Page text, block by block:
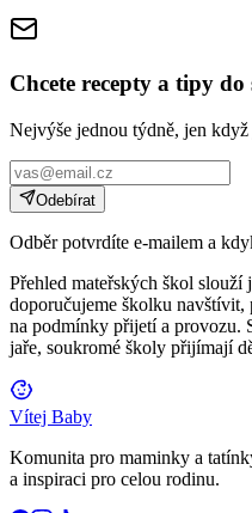
Chcete recepty a tipy
Nejvýše jednou týdně, jen
Odebírat
Odběr potvrdíte e-mailem a
Přehled mateřských škol slouží
doporučujeme školku navštívit,
na podmínky přijetí a provozu.
jaře, soukromé školy přijímají
Vítej Baby
Komunita pro maminky a
a inspiraci pro celou rodinu.